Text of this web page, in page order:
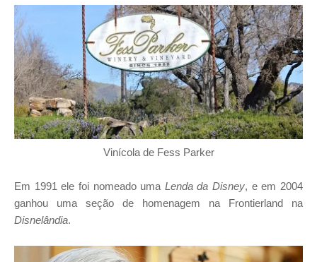
Vinícola de Fess Parker
Em 1991 ele foi nomeado uma Lenda da Disney, e em 2004
ganhou uma seção de homenagem na Frontierland na
Disnelândia.